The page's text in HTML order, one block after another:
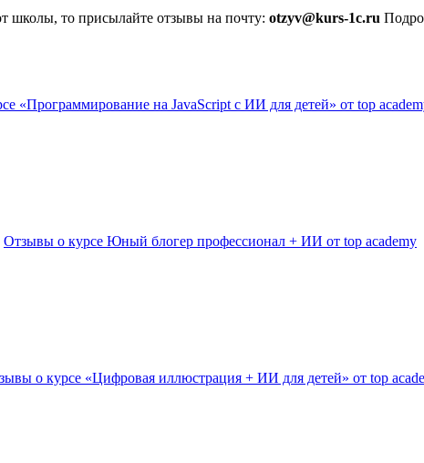
школы, то присылайте отзывы на почту: otzyv@kurs-1c.ru
«Программирование на JavaScript с ИИ для детей» от top
Отзывы о курсе Юный блогер профессионал + ИИ от top academy
о курсе «Цифровая иллюстрация + ИИ для детей» от top